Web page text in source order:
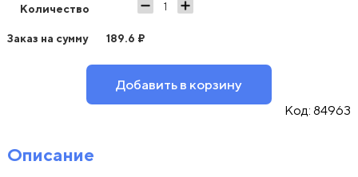
Количество
Заказ на сумму 189.6 ₽
Добавить в корзину
Код: 84963
Описание